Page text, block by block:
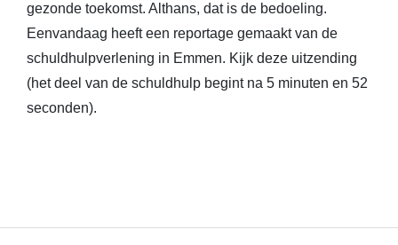
gezonde toekomst. Althans, dat is de bedoeling.
Eenvandaag heeft een reportage gemaakt van de
schuldhulpverlening in Emmen. Kijk deze uitzending
(het deel van de schuldhulp begint na 5 minuten en 52
seconden).